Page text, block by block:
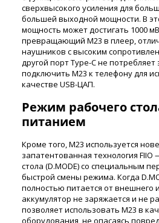
сверхвысокого усиления для
большей выходной мощности. В
мощность может достигать 1000
превращающий M23 в плеер,
наушников с высоким
другой порт Type-C не
подключить M23 к телефону для
качестве USB-ЦАП.
Режим рабочего
питанием
Кроме того, M23 используется
запатентованная технология
стола (D.MODE) со специальным
быстрой смены режима. Когда
полностью питается от внешнего
аккумулятор не заряжается и не
позволяет использовать M23 в
оборудования, не опасаясь